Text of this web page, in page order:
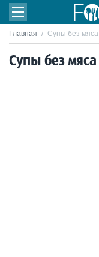
Главная / Супы без мяса
Супы без мяса